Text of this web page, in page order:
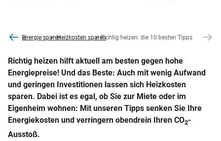
co2onlineEnergie sparenHeizkosten sparenRichtig heizen: die 10 besten Tipps
Richtig heizen hilft aktuell am besten gegen hohe
Energiepreise! Und das Beste: Auch mit wenig Aufwand
und geringen Investitionen lassen sich Heizkosten
sparen. Dabei ist es egal, ob Sie zur Miete oder im
Eigenheim wohnen: Mit unseren Tipps senken Sie Ihre
Energiekosten und verringern obendrein Ihren CO2-
Ausstoß.